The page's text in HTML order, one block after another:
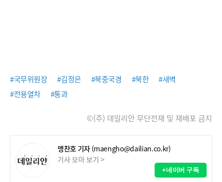
#국무위원장 #김정은 #북중국경 #북한
#새벽
#전용열차
#통과
©(주) 데일리안 무단전재 및 재배포 금지
맹찬호 기자 (maengho@dailian.co.kr)
기사 모아 보기 >
+네이버 구독